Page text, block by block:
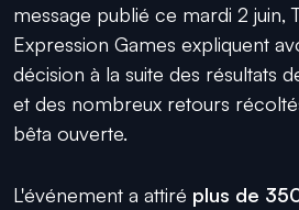
message publié ce mardi 2 juin,
Expression Games expliquent
décision à la suite des résultats
et des nombreux retours
bêta ouverte.
L'événement a attiré plus de